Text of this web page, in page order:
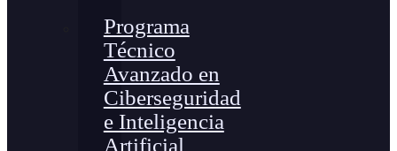
Programa
Técnico
Avanzado en
Ciberseguridad
e Inteligencia
Artificial